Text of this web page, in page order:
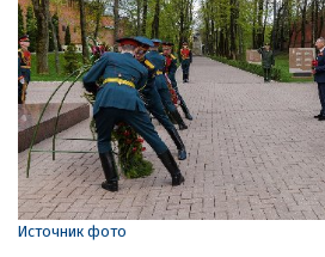
Источник фото